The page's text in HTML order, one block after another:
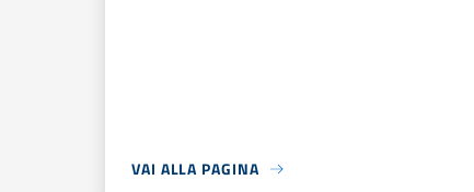
VAI ALLA PAGINA